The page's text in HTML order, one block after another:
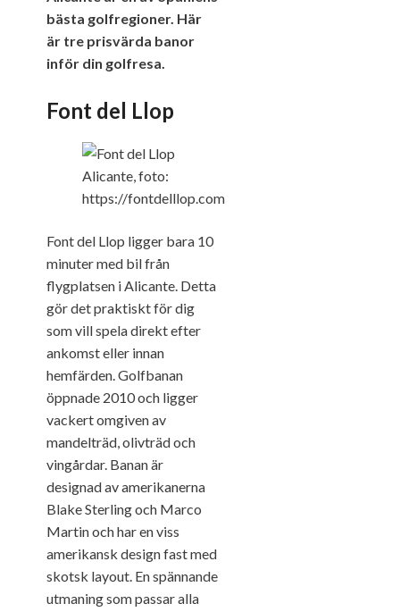
bästa golfregioner. Här
är tre prisvärda banor
inför din golfresa.
Font del Llop
Font del Llop ligger bara 10
minuter med bil från
flygplatsen i Alicante. Detta
gör det praktiskt för dig
som vill spela direkt efter
ankomst eller innan
hemfärden. Golfbanan
öppnade 2010 och ligger
vackert omgiven av
mandelträd, olivträd och
vingårdar. Banan är
designad av amerikanerna
Blake Sterling och Marco
Martin och har en viss
amerikansk design fast med
skotsk layout. En spännande
utmaning som passar alla